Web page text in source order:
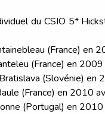
du CSIO 5*
(France) en
(France) en
(Slovénie) en
(France) en 2010
(Portugal) en